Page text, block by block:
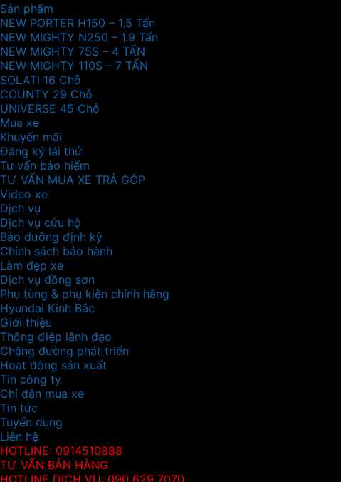
Sản phẩm
NEW PORTER H150 – 1.5 Tấn
NEW MIGHTY N250 – 1.9 Tấn
NEW MIGHTY 75S – 4 TẤN
NEW MIGHTY 110S – 7 TẤN
SOLATI 16 Chỗ
COUNTY 29 Chỗ
UNIVERSE 45 Chỗ
Mua xe
Khuyến mãi
Đăng ký lái thử
Tư vấn bảo hiểm
TƯ VẤN MUA XE TRẢ GÓP
Video xe
Dịch vụ
Dịch vụ cứu hộ
Bảo dưỡng định kỳ
Chính sách bảo hành
Làm đẹp xe
Dịch vụ đồng sơn
Phụ tùng & phụ kiện chính hãng
Hyundai Kinh Bắc
Giới thiệu
Thông điệp lãnh đạo
Chặng đường phát triển
Hoạt động sản xuất
Tin công ty
Chỉ dẫn mua xe
Tin tức
Tuyển dụng
Liên hệ
HOTLINE: 0914510888
TƯ VẤN BÁN HÀNG
HOTLINE DỊCH VỤ: 090 629 7070